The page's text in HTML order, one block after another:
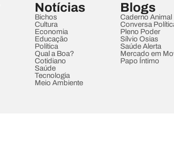
Notícias
Bichos
Cultura
Economia
Educação
Política
Qual a Boa?
Cotidiano
Saúde
Tecnologia
Meio Ambiente
Blogs
Caderno Animal
Conversa
Pleno Poder
Sílvio Osias
Saúde Alerta
Mercado em
Papo Íntimo